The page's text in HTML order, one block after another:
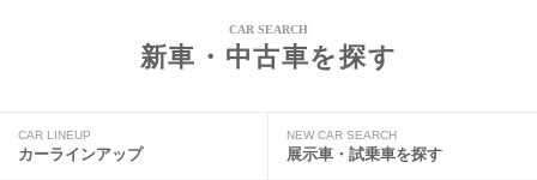
CAR SEARCH
新車・中古車を探す
CAR LINEUP
カーラインアップ
NEW CAR SEARCH
展示車・試乗車を探す